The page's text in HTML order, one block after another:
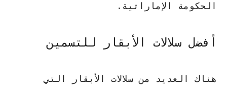
الحكومة الإماراتية.
أفضل سلالات الأبقار للتسمين
هناك العديد من سلالات الأبقار التي